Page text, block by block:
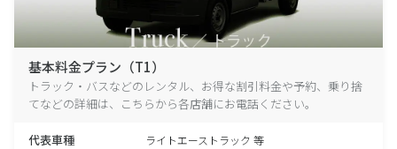
基本料金プラン（T1）
トラック・バスなどのレンタル、お得な割引料金や予約、乗り捨
てなどの詳細は、こちらから各店舗にお電話ください。
代表車種 ライトエーストラック 等